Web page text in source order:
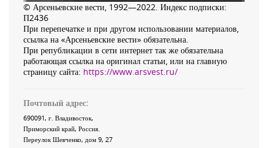
© Арсеньевские вести, 1992—2022. Индекс подписки:
П2436
При перепечатке и при другом использовании материалов,
ссылка на «Арсеньевские вести» обязательна.
При републикации в сети интернет так же обязательна
работающая ссылка на оригинал статьи, или на главную
страницу сайта: https://www.arsvest.ru/
Почтовый адрес:
690091, г. Владивосток,
Приморский край, Россия
Переулок Шевченко, дом 9, 27